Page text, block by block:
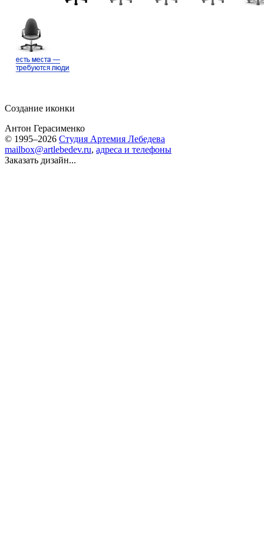
Создание иконки
Антон Герасименко
© 1995–2026 Студия Артемия Лебедева
mailbox@artlebedev.ru, адреса и телефоны
Заказать дизайн...